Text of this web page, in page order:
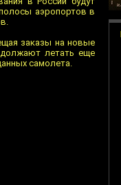
аэропортов в
заказы на новые
летать еще
самолета.